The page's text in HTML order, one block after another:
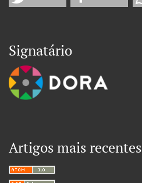
Signatário
Artigos mais recentes